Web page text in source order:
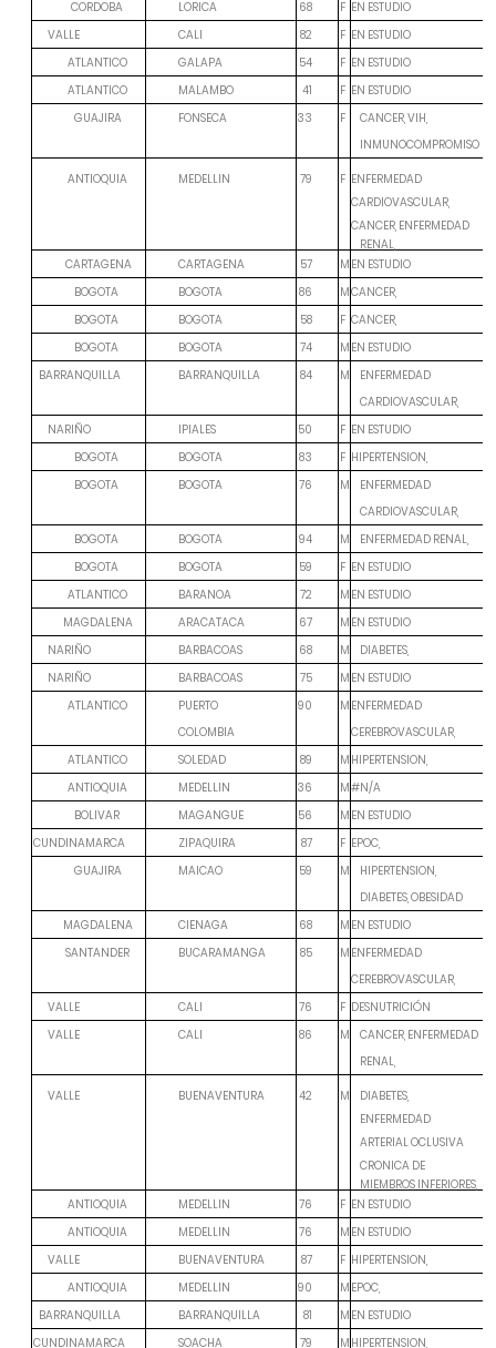
CORDOBA
LORICA 68 F EN ESTUDIO
VALLE
CALI 82 F EN ESTUDIO
ATLANTICO
GALAPA 54 F EN ESTUDIO
ATLANTICO
MALAMBO 41 F EN ESTUDIO
GUAJIRA
FONSECA 33 F
CANCER, VIH,
INMUNOCOMPROMISO
ANTIOQUIA MEDELLIN 79 F ENFERMEDAD
CARDIOVASCULAR,
CANCER, ENFERMEDAD
RENAL,
CARTAGENA
CARTAGENA 57 M EN ESTUDIO
BOGOTA
BOGOTA 86 MCANCER,
BOGOTA
BOGOTA 58 F CANCER,
BOGOTA
BOGOTA 74 M EN ESTUDIO
BARRANQUILLA
BARRANQUILLA 84 M
ENFERMEDAD
CARDIOVASCULAR,
NARIÑO
IPIALES 50 F EN ESTUDIO
BOGOTA
BOGOTA 83 F HIPERTENSION,
BOGOTA
BOGOTA 76 M
ENFERMEDAD
CARDIOVASCULAR,
BOGOTA
BOGOTA 94 M
ENFERMEDAD RENAL,
BOGOTA
BOGOTA 59 F EN ESTUDIO
ATLANTICO
BARANOA 72 M EN ESTUDIO
MAGDALENA
ARACATACA 67 M EN ESTUDIO
NARIÑO
BARBACOAS 68 M
DIABETES,
NARIÑO
BARBACOAS 75 M EN ESTUDIO
ATLANTICO
PUERTO
COLOMBIA
90 M ENFERMEDAD
CEREBROVASCULAR,
ATLANTICO
SOLEDAD 89 M HIPERTENSION,
ANTIOQUIA
MEDELLIN 36 M#N/A
BOLIVAR
MAGANGUE 56 M EN ESTUDIO
CUNDINAMARCA
ZIPAQUIRA 87 F EPOC,
GUAJIRA
MAICAO 59 M
HIPERTENSION,
DIABETES, OBESIDAD
MAGDALENA
CIENAGA 68 M EN ESTUDIO
SANTANDER
BUCARAMANGA 85 M ENFERMEDAD
CEREBROVASCULAR,
VALLE
CALI 76 F DESNUTRICIÓN
VALLE
CALI 86 M
CANCER, ENFERMEDAD
RENAL,
VALLE BUENAVENTURA 42 M
DIABETES,
ENFERMEDAD
ARTERIAL OCLUSIVA
CRONICA DE
MIEMBROS INFERIORES,
ANTIOQUIA
MEDELLIN 76 F EN ESTUDIO
ANTIOQUIA
MEDELLIN 76 M EN ESTUDIO
VALLE
BUENAVENTURA 87 F HIPERTENSION,
ANTIOQUIA
MEDELLIN 90 M EPOC,
BARRANQUILLA
BARRANQUILLA 81 M EN ESTUDIO
CUNDINAMARCA
SOACHA 79 M HIPERTENSION,